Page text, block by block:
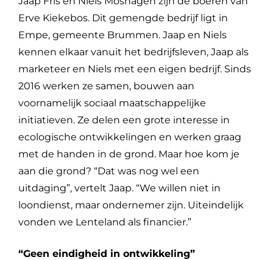
Erve Kiekebos. Dit gemengde bedrijf ligt in
Empe, gemeente Brummen. Jaap en Niels
kennen elkaar vanuit het bedrijfsleven, Jaap als
marketeer en Niels met een eigen bedrijf. Sinds
2016 werken ze samen, bouwen aan
voornamelijk sociaal maatschappelijke
initiatieven. Ze delen een grote interesse in
ecologische ontwikkelingen en werken graag
met de handen in de grond. Maar hoe kom je
aan die grond? “Dat was nog wel een
uitdaging”, vertelt Jaap. “We willen niet in
loondienst, maar ondernemer zijn. Uiteindelijk
vonden we Lenteland als financier.”
“Geen eindigheid in ontwikkeling”